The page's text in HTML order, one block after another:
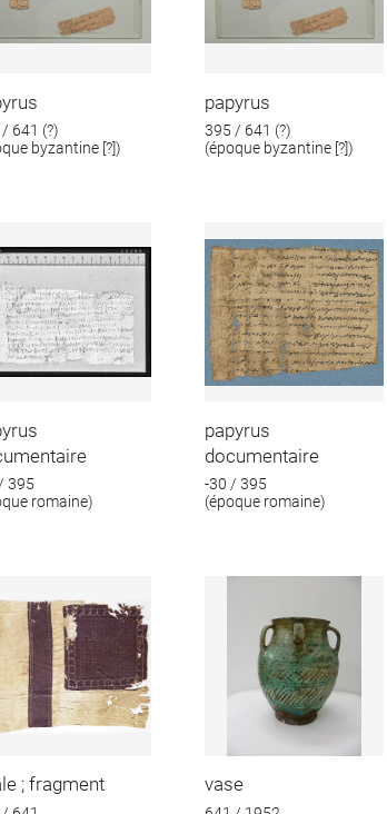
641 (?)
byzantine [?])
papyrus
395 / 641 (?)
(époque byzantine [?])
395
romaine)
papyrus
documentaire
-30 / 395
(époque romaine)
; fragment vase